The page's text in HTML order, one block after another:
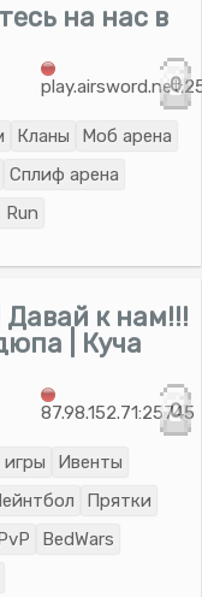
на нас в
0
Кланы
Моб арена
Сплиф арена
Run
Давай к нам!!!
| Куча
87.98.152.71:25745
0
игры
Ивенты
Прятки
BedWars